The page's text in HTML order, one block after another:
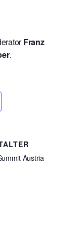
Franz
.
Austria